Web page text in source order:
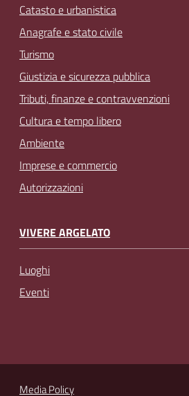
Catasto e urbanistica
Anagrafe e stato civile
Turismo
Giustizia e sicurezza pubblica
Tributi, finanze e contravvenzioni
Cultura e tempo libero
Ambiente
Imprese e commercio
Autorizzazioni
VIVERE ARGELATO
Luoghi
Eventi
Media Policy